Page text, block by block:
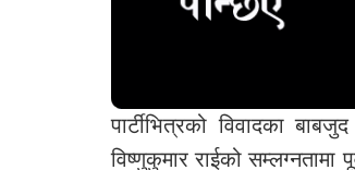
पार्टीभित्रको विवादका
विष्णुकुमार राईको